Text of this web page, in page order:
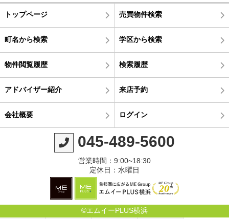
トップページ 売買物件検索
町名から検索 学区から検索
物件閲覧履歴 検索履歴
アドバイザー紹介 来店予約
会社概要 ログイン
045-489-5600
営業時間：9:00~18:30
定休日：水曜日
©エムイーPLUS横浜